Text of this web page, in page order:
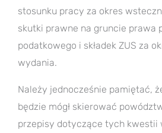
stosunku pracy za okres
skutki prawne na gruncie prawa
podatkowego i składek ZUS za
wydania.
Należy jednocześnie pamiętać,
będzie mógł skierować
przepisy dotyczące tych kwestii